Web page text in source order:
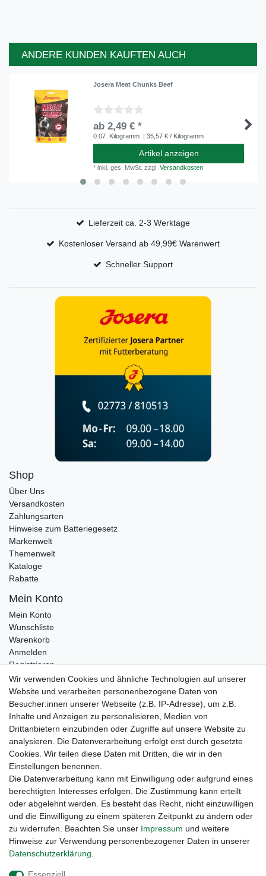
ANDERE KUNDEN KAUFTEN AUCH
Josera Meat Chunks Beef
ab 2,49 € *
0.07 Kilogramm | 35,57 € / Kilogramm
Artikel anzeigen
*inkl. ges. MwSt. zzgl.Versandkosten
Lieferzeit ca. 2-3 Werktage
Kostenloser Versand ab 49,99€ Warenwert
Schneller Support
Shop
Über Uns
Versandkosten
Zahlungsarten
Hinweise zum Batteriegesetz
Markenwelt
Themenwelt
Kataloge
Rabatte
Mein Konto
Mein Konto
Wunschliste
Warenkorb
Anmelden
Registrieren
Kontakt
Newsletter Anmeldung
Newsletter Abmeldung
Widerrufs­recht
Wir verwenden Cookies und ähnliche Technologien auf unserer
Website und verarbeiten personenbezogene Daten von
Besucher:innen unserer Webseite (z.B. IP-Adresse), um z.B.
Inhalte und Anzeigen zu personalisieren, Medien von
Drittanbietern einzubinden oder Zugriffe auf unsere Website zu
analysieren. Die Datenverarbeitung erfolgt erst durch gesetzte
Cookies. Wir teilen diese Daten mit Dritten, die wir in den
Einstellungen benennen.
Die Datenverarbeitung kann mit Einwilligung oder aufgrund eines
berechtigten Interesses erfolgen. Die Zustimmung kann erteilt
oder abgelehnt werden. Es besteht das Recht, nicht einzuwilligen
und die Einwilligung zu einem späteren Zeitpunkt zu ändern oder
zu widerrufen. Beachten Sie unser Impressum und weitere
Hinweise zur Verwendung personenbezogener Daten in unserer
Daten­schutz­erklärung